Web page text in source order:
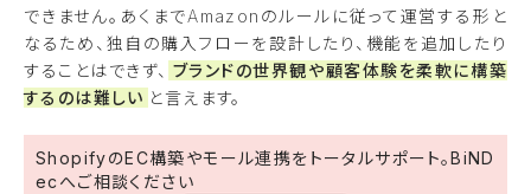
できません。あくまでAmazonのルールに従って運営する形と
なるため、独自の購入フローを設計したり、機能を追加したり
することはできず、 ブランドの世界観や顧客体験を柔軟に構築
するのは難しい と言えます。
ShopifyのEC構築やモール連携をトータルサポート。BiND
ecへご相談ください